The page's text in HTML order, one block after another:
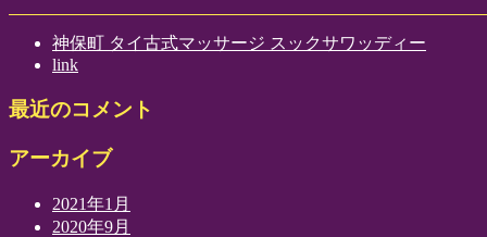
神保町 タイ古式マッサージ スックサワッディー
link
最近のコメント
アーカイブ
2021年1月
2020年9月